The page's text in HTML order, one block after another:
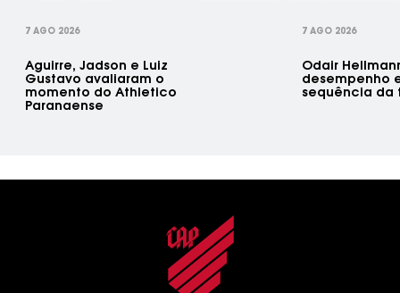
7 AGO 2026
Aguirre, Jadson e Luiz
Gustavo avaliaram o
momento do Athletico
Paranaense
7 AGO 2026
Odair
desempenho
sequência da